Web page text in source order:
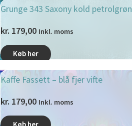
Grunge 343 Saxony kold petrolgrøn
kr. 179,00 Inkl. moms
Køb her
Kaffe Fassett – blå fjer vifte
kr. 179,00 Inkl. moms